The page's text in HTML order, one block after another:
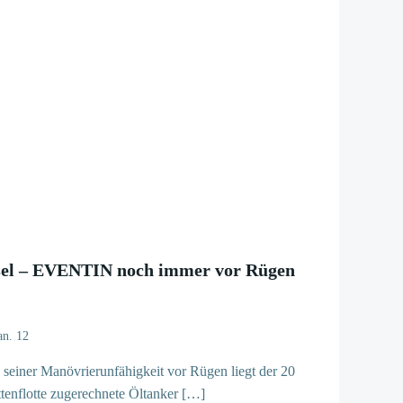
– EVENTIN noch immer vor Rügen
12
Manövrierunfähigkeit vor Rügen liegt der 20
zugerechnete Öltanker […]